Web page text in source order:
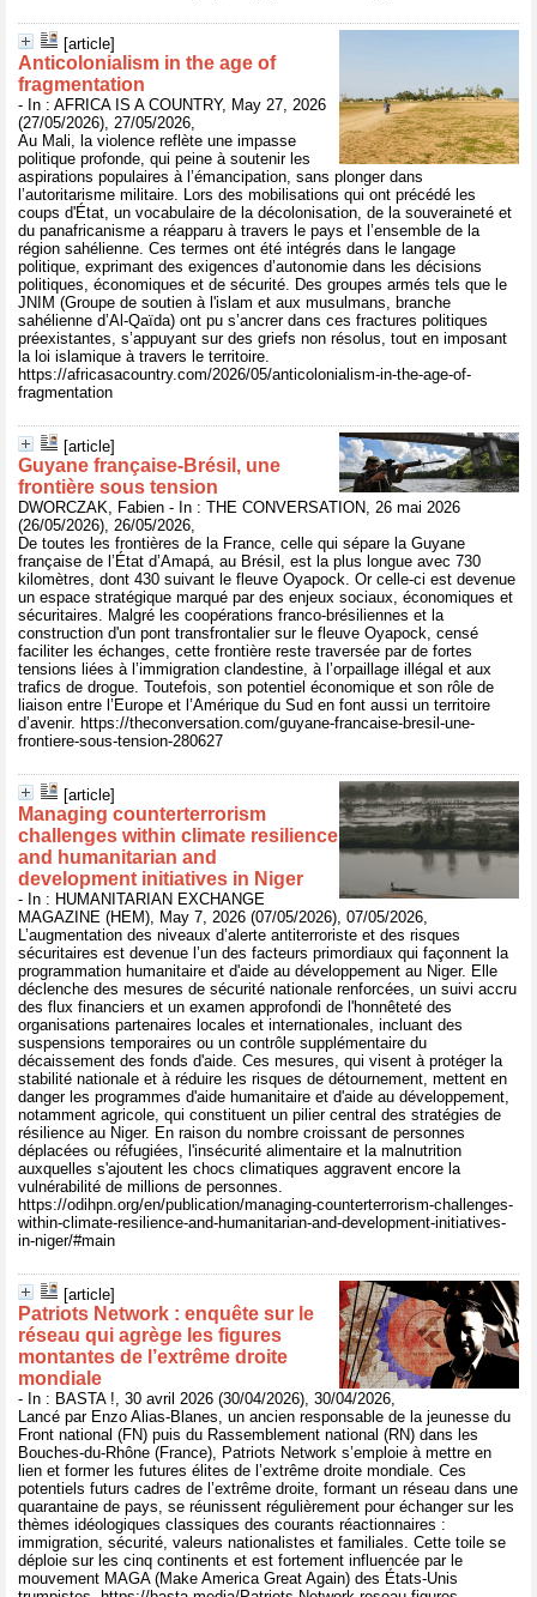
[article]
Anticolonialism in the age of
fragmentation
- In : AFRICA IS A COUNTRY, May 27, 2026
(27/05/2026), 27/05/2026,
Au Mali, la violence reflète une impasse
politique profonde, qui peine à soutenir les
aspirations populaires à l’émancipation, sans plonger dans
l’autoritarisme militaire. Lors des mobilisations qui ont précédé les
coups d'État, un vocabulaire de la décolonisation, de la souveraineté et
du panafricanisme a réapparu à travers le pays et l’ensemble de la
région sahélienne. Ces termes ont été intégrés dans le langage
politique, exprimant des exigences d’autonomie dans les décisions
politiques, économiques et de sécurité. Des groupes armés tels que le
JNIM (Groupe de soutien à l'islam et aux musulmans, branche
sahélienne d’Al-Qaïda) ont pu s’ancrer dans ces fractures politiques
préexistantes, s’appuyant sur des griefs non résolus, tout en imposant
la loi islamique à travers le territoire.
https://africasacountry.com/2026/05/anticolonialism-in-the-age-of-
fragmentation
[article]
Guyane française‑Brésil, une
frontière sous tension
DWORCZAK, Fabien - In : THE CONVERSATION, 26 mai 2026
(26/05/2026), 26/05/2026,
De toutes les frontières de la France, celle qui sépare la Guyane
française de l’État d’Amapá, au Brésil, est la plus longue avec 730
kilomètres, dont 430 suivant le fleuve Oyapock. Or celle-ci est devenue
un espace stratégique marqué par des enjeux sociaux, économiques et
sécuritaires. Malgré les coopérations franco-brésiliennes et la
construction d'un pont transfrontalier sur le fleuve Oyapock, censé
faciliter les échanges, cette frontière reste traversée par de fortes
tensions liées à l’immigration clandestine, à l’orpaillage illégal et aux
trafics de drogue. Toutefois, son potentiel économique et son rôle de
liaison entre l’Europe et l’Amérique du Sud en font aussi un territoire
d’avenir. https://theconversation.com/guyane-francaise-bresil-une-
frontiere-sous-tension-280627
[article]
Managing counterterrorism
challenges within climate resilience
and humanitarian and
development initiatives in Niger
- In : HUMANITARIAN EXCHANGE
MAGAZINE (HEM), May 7, 2026 (07/05/2026), 07/05/2026,
L’augmentation des niveaux d’alerte antiterroriste et des risques
sécuritaires est devenue l’un des facteurs primordiaux qui façonnent la
programmation humanitaire et d'aide au développement au Niger. Elle
déclenche des mesures de sécurité nationale renforcées, un suivi accru
des flux financiers et un examen approfondi de l'honnêteté des
organisations partenaires locales et internationales, incluant des
suspensions temporaires ou un contrôle supplémentaire du
décaissement des fonds d'aide. Ces mesures, qui visent à protéger la
stabilité nationale et à réduire les risques de détournement, mettent en
danger les programmes d'aide humanitaire et d'aide au développement,
notamment agricole, qui constituent un pilier central des stratégies de
résilience au Niger. En raison du nombre croissant de personnes
déplacées ou réfugiées, l'insécurité alimentaire et la malnutrition
auxquelles s'ajoutent les chocs climatiques aggravent encore la
vulnérabilité de millions de personnes.
https://odihpn.org/en/publication/managing-counterterrorism-challenges-
within-climate-resilience-and-humanitarian-and-development-initiatives-
in-niger/#main
[article]
Patriots Network : enquête sur le
réseau qui agrège les figures
montantes de l’extrême droite
mondiale
- In : BASTA !, 30 avril 2026 (30/04/2026), 30/04/2026,
Lancé par Enzo Alias-Blanes, un ancien responsable de la jeunesse du
Front national (FN) puis du Rassemblement national (RN) dans les
Bouches-du-Rhône (France), Patriots Network s’emploie à mettre en
lien et former les futures élites de l’extrême droite mondiale. Ces
potentiels futurs cadres de l’extrême droite, formant un réseau dans une
quarantaine de pays, se réunissent régulièrement pour échanger sur les
thèmes idéologiques classiques des courants réactionnaires :
immigration, sécurité, valeurs nationalistes et familiales. Cette toile se
déploie sur les cinq continents et est fortement influencée par le
mouvement MAGA (Make America Great Again) des États-Unis